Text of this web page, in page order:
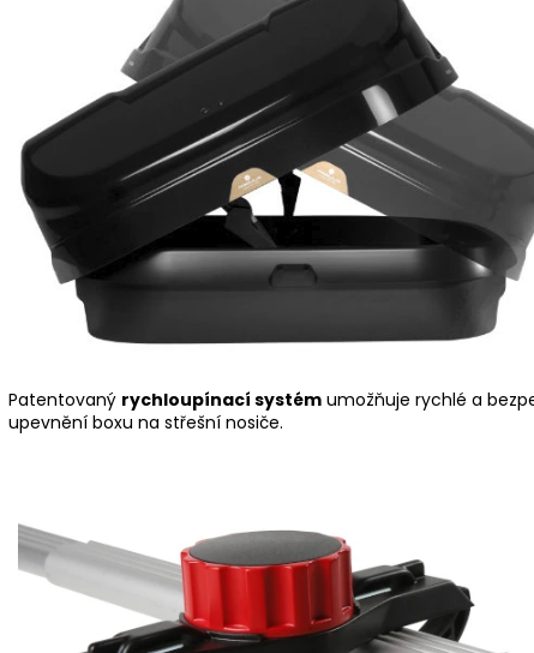
Patentovaný rychloupínací systém umožňuje rychlé a
upevnění boxu na střešní nosiče.